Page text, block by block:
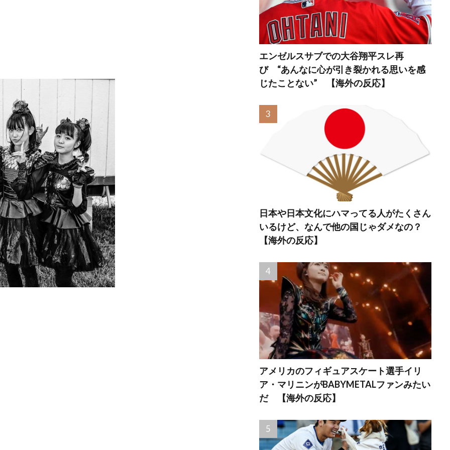
るん
エンゼルスサブでの大谷翔平スレ再
び “あんなに心が引き裂かれる思いを感
じたことない” 【海外の反応】
日本や日本文化にハマってる人がたくさん
いるけど、なんで他の国じゃダメなの？
【海外の反応】
アメリカのフィギュアスケート選手イリ
ア・マリニンがBABYMETALファンみたい
だ 【海外の反応】